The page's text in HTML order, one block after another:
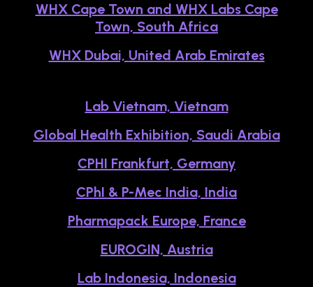
WHX Cape Town and WHX Labs Cape
Town, South Africa
WHX Dubai, United Arab Emirates
Lab Vietnam, Vietnam
Global Health Exhibition, Saudi Arabia
CPHI Frankfurt, Germany
CPhI & P-Mec India, India
Pharmapack Europe, France
EUROGIN, Austria
Lab Indonesia, Indonesia